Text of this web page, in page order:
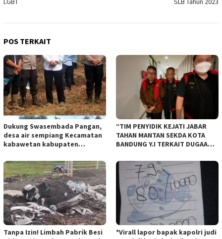
POS TERKAIT
Dukung Swasembada Pangan,
desa air sempiang Kecamatan
kabawetan kabupaten
28 mei 2025
“TIM PENYIDIK KEJATI JABAR
TAHAN MANTAN SEKDA KOTA
BANDUNG Y.I TERKAIT DUGAAN
BANDUNG”.
Tanpa Izin! Limbah Pabrik Besi
*Virall lapor bapak kapolri judi